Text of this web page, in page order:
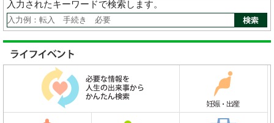
入力されたキーワードで検索します。